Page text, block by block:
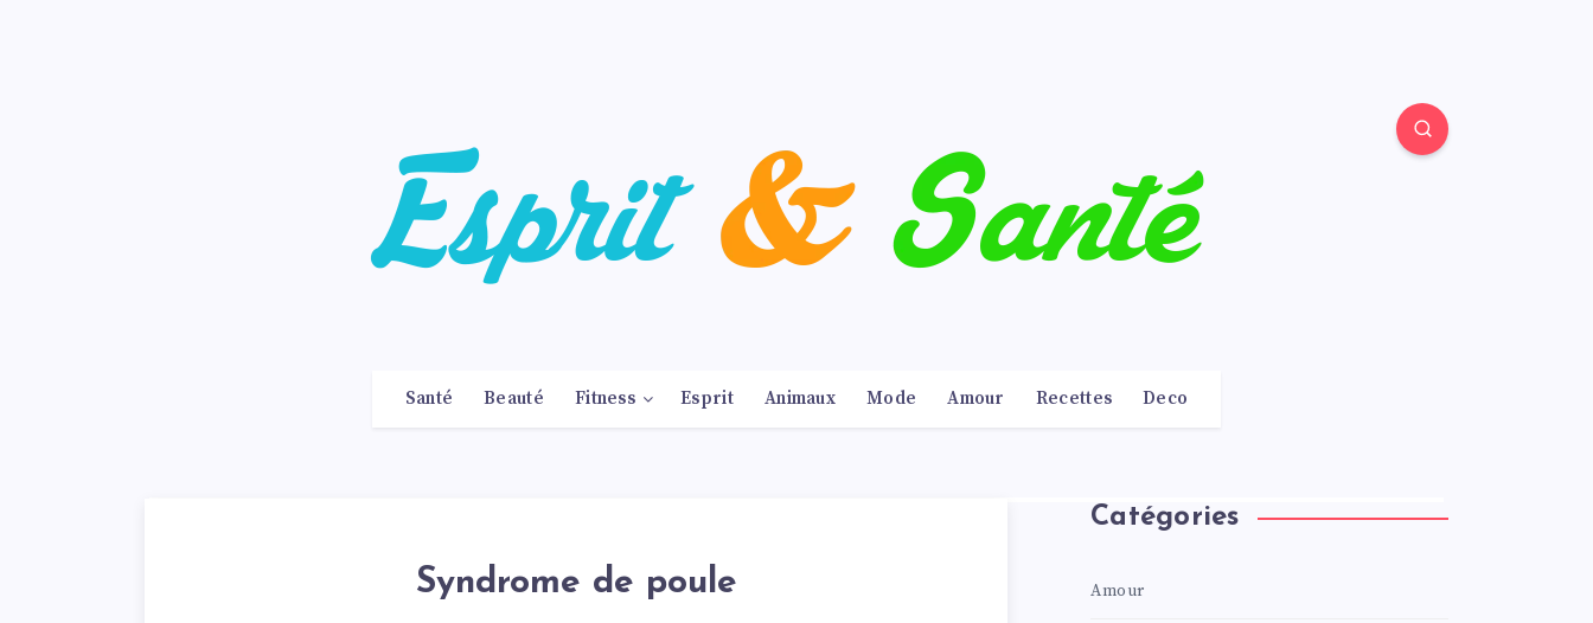
Santé Beauté Fitness Esprit Animaux Mode Amour Recettes Deco
Syndrome de poule
Catégories
Amour